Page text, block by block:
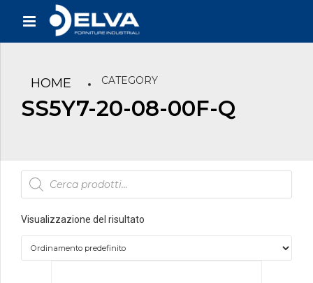
HOME CATEGORY
SS5Y7-20-08-00F-Q
Products
search
Visualizzazione del risultato